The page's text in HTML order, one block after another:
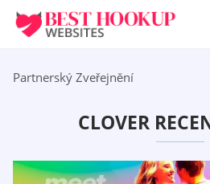
Partnerský Zveřejnění
CLOVER